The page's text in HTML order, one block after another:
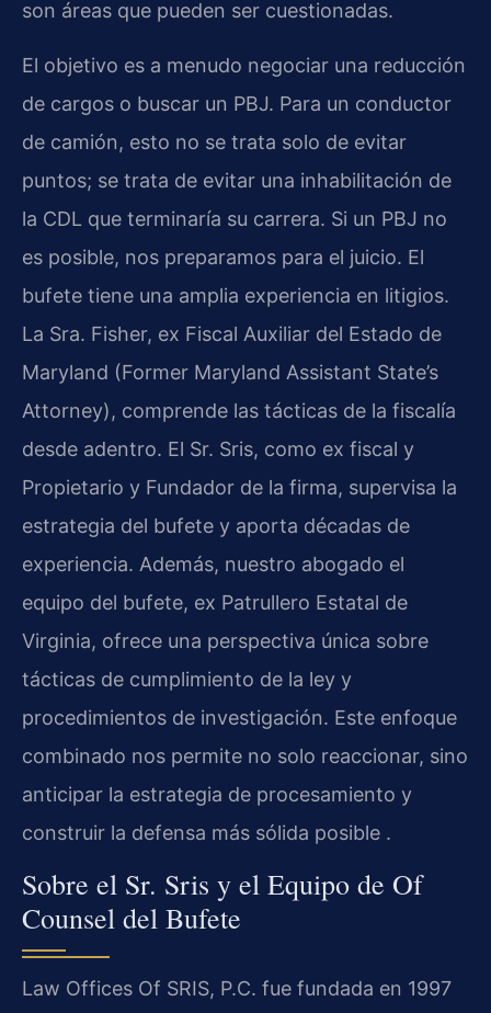
son áreas que pueden ser cuestionadas.
El objetivo es a menudo negociar una reducción
de cargos o buscar un PBJ. Para un conductor
de camión, esto no se trata solo de evitar
puntos; se trata de evitar una inhabilitación de
la CDL que terminaría su carrera. Si un PBJ no
es posible, nos preparamos para el juicio. El
bufete tiene una amplia experiencia en litigios.
La Sra. Fisher, ex Fiscal Auxiliar del Estado de
Maryland (Former Maryland Assistant State’s
Attorney), comprende las tácticas de la fiscalía
desde adentro. El Sr. Sris, como ex fiscal y
Propietario y Fundador de la firma, supervisa la
estrategia del bufete y aporta décadas de
experiencia. Además, nuestro abogado el
equipo del bufete, ex Patrullero Estatal de
Virginia, ofrece una perspectiva única sobre
tácticas de cumplimiento de la ley y
procedimientos de investigación. Este enfoque
combinado nos permite no solo reaccionar, sino
anticipar la estrategia de procesamiento y
construir la defensa más sólida posible .
Sobre el Sr. Sris y el Equipo de Of
Counsel del Bufete
Law Offices Of SRIS, P.C. fue fundada en 1997